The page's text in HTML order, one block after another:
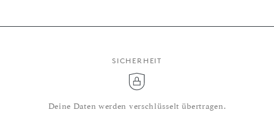
SICHERHEIT
Deine Daten werden verschlüsselt übertragen.